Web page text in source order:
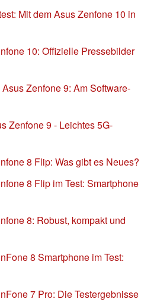
Mit dem Asus Zenfone 10 in
10: Offizielle Pressebilder
Asus Zenfone 9: Am Software-
Zenfone 9 - Leichtes 5G-
8 Flip: Was gibt es Neues?
8 Flip im Test: Smartphone
8: Robust, kompakt und
8 Smartphone im Test:
7 Pro: Die Testergebnisse